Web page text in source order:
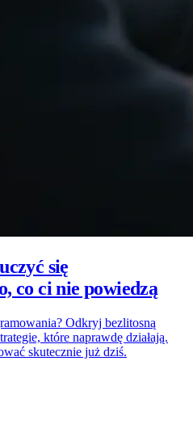
się
co ci nie powiedzą
Odkryj bezlitosną
które naprawdę działają.
skutecznie już dziś.